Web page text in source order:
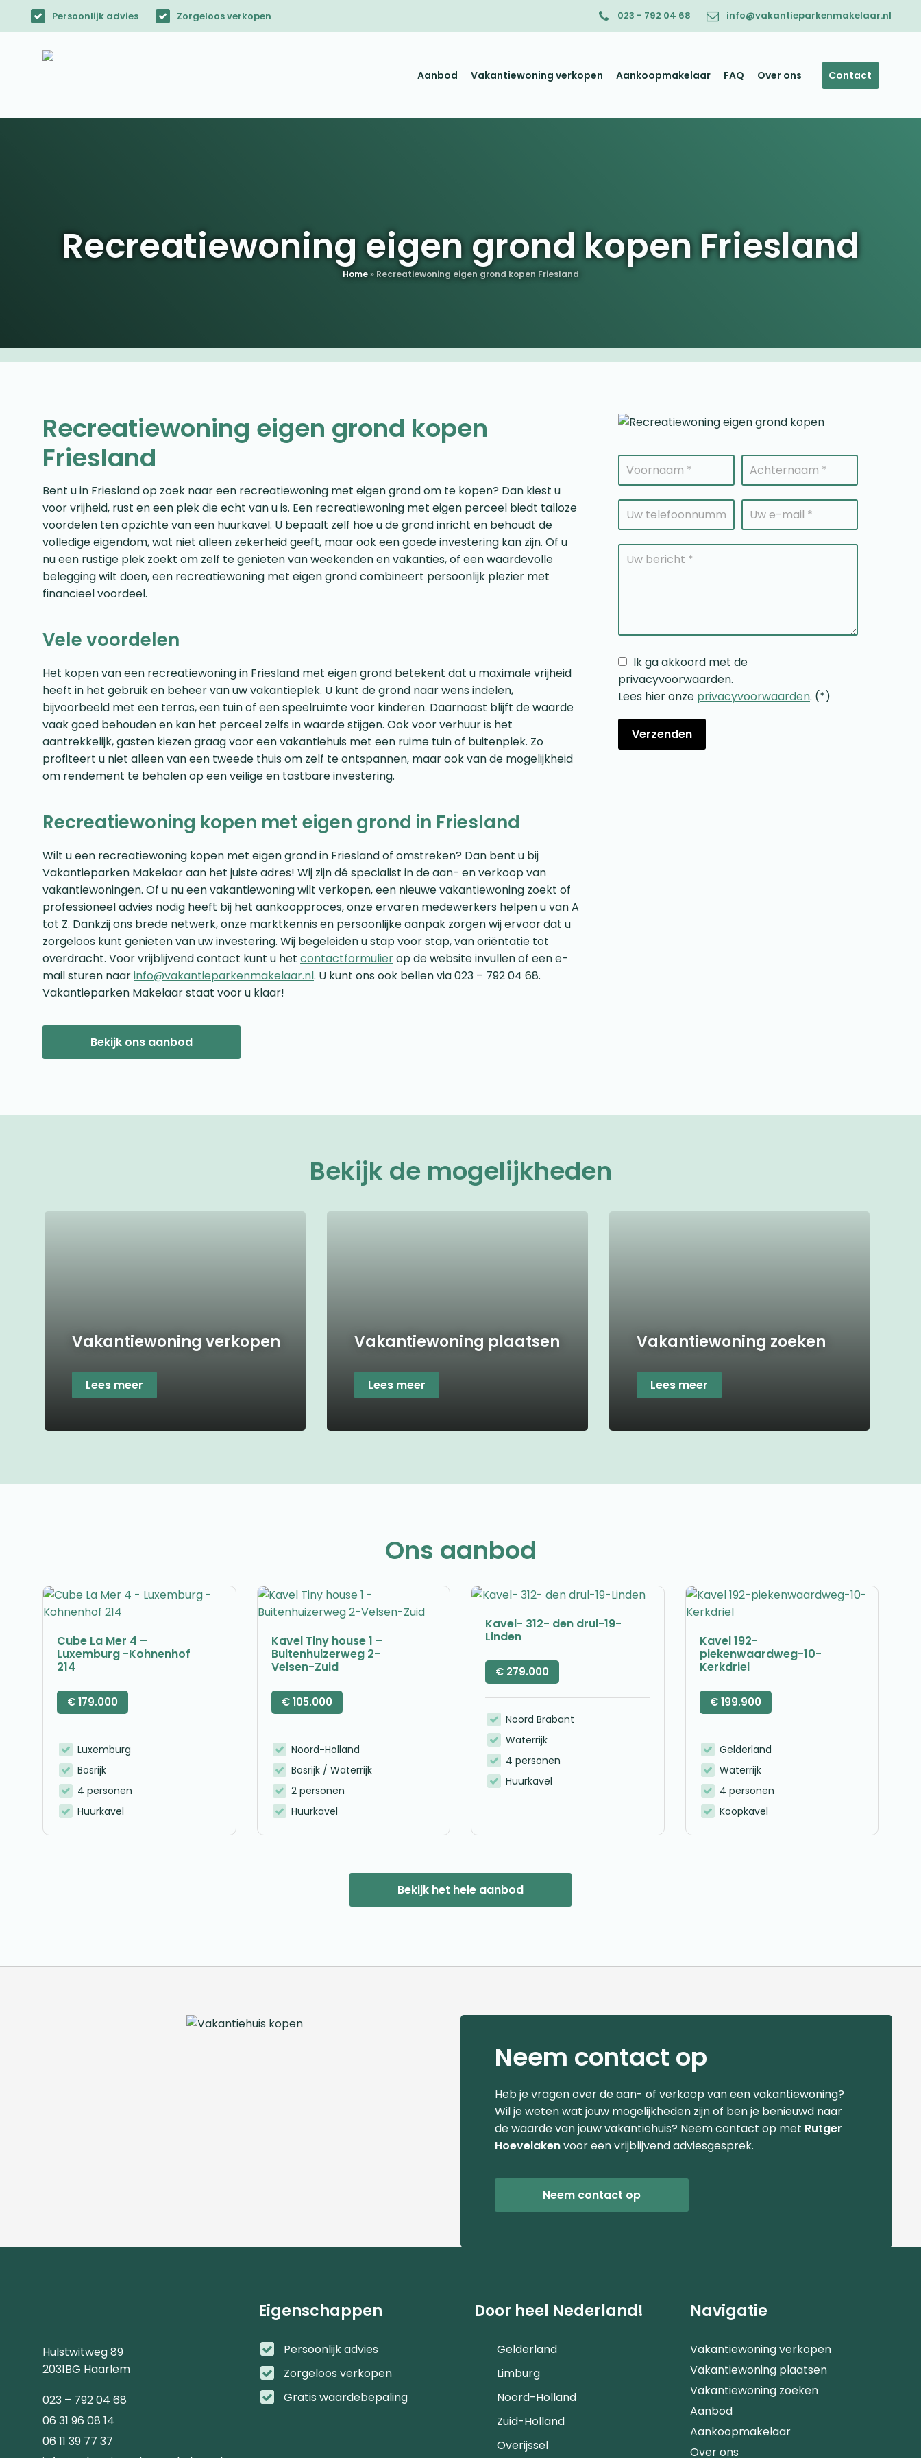
Persoonlijk advies Zorgeloos verkopen 023 - 792 04 68 info@vakantieparkenmakelaar.nl
Aanbod Vakantiewoning verkopen Aankoopmakelaar FAQ Over ons Contact
Recreatiewoning eigen grond kopen Friesland
Home» Recreatiewoning eigen grond kopen Friesland
Recreatiewoning eigen grond kopen
Friesland
Bent u in Friesland op zoek naar een recreatiewoning met eigen grond om te kopen? Dan kiest u
voor vrijheid, rust en een plek die echt van u is. Een recreatiewoning met eigen perceel biedt talloze
voordelen ten opzichte van een huurkavel. U bepaalt zelf hoe u de grond inricht en behoudt de
volledige eigendom, wat niet alleen zekerheid geeft, maar ook een goede investering kan zijn. Of u
nu een rustige plek zoekt om zelf te genieten van weekenden en vakanties, of een waardevolle
belegging wilt doen, een recreatiewoning met eigen grond combineert persoonlijk plezier met
financieel voordeel.
Vele voordelen
Het kopen van een recreatiewoning in Friesland met eigen grond betekent dat u maximale vrijheid
heeft in het gebruik en beheer van uw vakantieplek. U kunt de grond naar wens indelen,
bijvoorbeeld met een terras, een tuin of een speelruimte voor kinderen. Daarnaast blijft de waarde
vaak goed behouden en kan het perceel zelfs in waarde stijgen. Ook voor verhuur is het
aantrekkelijk, gasten kiezen graag voor een vakantiehuis met een ruime tuin of buitenplek. Zo
profiteert u niet alleen van een tweede thuis om zelf te ontspannen, maar ook van de mogelijkheid
om rendement te behalen op een veilige en tastbare investering.
Recreatiewoning kopen met eigen grond in Friesland
Wilt u een recreatiewoning kopen met eigen grond in Friesland of omstreken? Dan bent u bij
Vakantieparken Makelaar aan het juiste adres! Wij zijn dé specialist in de aan- en verkoop van
vakantiewoningen. Of u nu een vakantiewoning wilt verkopen, een nieuwe vakantiewoning zoekt of
professioneel advies nodig heeft bij het aankoopproces, onze ervaren medewerkers helpen u van A
tot Z. Dankzij ons brede netwerk, onze marktkennis en persoonlijke aanpak zorgen wij ervoor dat u
zorgeloos kunt genieten van uw investering. Wij begeleiden u stap voor stap, van oriëntatie tot
overdracht. Voor vrijblijvend contact kunt u het contactformulierop de website invullen of een e-
mail sturen naarinfo@vakantieparkenmakelaar.nl. U kunt ons ook bellen via 023 – 792 04 68.
Vakantieparken Makelaar staat voor u klaar!
Bekijk ons aanbod
Ik ga akkoord met de
privacyvoorwaarden.
Lees hier onze privacyvoorwaarden. (*)
Bekijk de mogelijkheden
Vakantiewoning verkopen
Lees meer
Vakantiewoning plaatsen
Lees meer
Vakantiewoning zoeken
Lees meer
Ons aanbod
Cube La Mer 4 –
Luxemburg -Kohnenhof
214
€179.000
Luxemburg
Bosrijk
4 personen
Huurkavel
Kavel Tiny house 1 –
Buitenhuizerweg 2-
Velsen-Zuid
€105.000
Noord-Holland
Bosrijk / Waterrijk
2 personen
Huurkavel
Kavel- 312- den drul-19-
Linden
€ 279.000
Noord Brabant
Waterrijk
4 personen
Huurkavel
Kavel 192-
piekenwaardweg-10-
Kerkdriel
€199.900
Gelderland
Waterrijk
4 personen
Koopkavel
Bekijk het hele aanbod
Neem contact op
Heb je vragen over de aan- of verkoop van een vakantiewoning?
Wil je weten wat jouw mogelijkheden zijn of ben je benieuwd naar
de waarde van jouw vakantiehuis? Neem contact op met Rutger
Hoevelakenvoor een vrijblijvend adviesgesprek.
Neem contact op
Hulstwitweg 89
2031BG Haarlem
023 – 792 04 68
06 31 96 08 14
06 11 39 77 37
Eigenschappen
Persoonlijk advies
Zorgeloos verkopen
Gratis waardebepaling
Door heel Nederland!
Gelderland
Limburg
Noord-Holland
Zuid-Holland
Overijssel
Navigatie
Vakantiewoning verkopen
Vakantiewoning plaatsen
Vakantiewoning zoeken
Aanbod
Aankoopmakelaar
Over ons